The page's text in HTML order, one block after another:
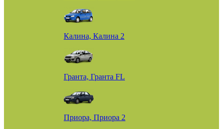
Калина, Калина 2
Гранта, Гранта FL
Приора, Приора 2